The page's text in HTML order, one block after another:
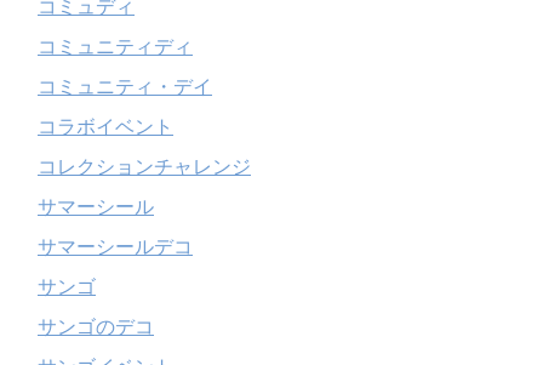
コミュディ
コミュニティディ
コミュニティ・デイ
コラボイベント
コレクションチャレンジ
サマーシール
サマーシールデコ
サンゴ
サンゴのデコ